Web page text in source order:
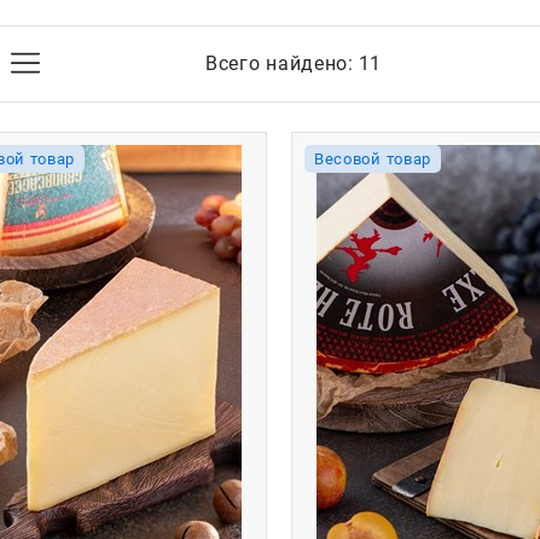
Всего найдено: 11
товар Весовой товар